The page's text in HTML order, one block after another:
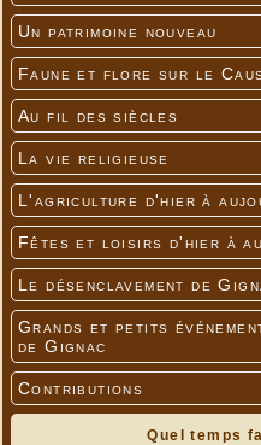
Un patrimoine nouveau
Faune et flore sur le
Au fil des siècles
La vie religieuse
L'agriculture d'hier à
Fêtes et loisirs d'hier à
Le désenclavement de
Grands et petits
de Gignac
Contributions
Quel temps